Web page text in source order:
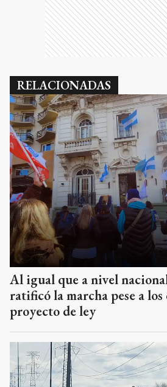
RELACIONADAS
Al igual que a nivel
ratificó la marcha pese a los
proyecto de ley